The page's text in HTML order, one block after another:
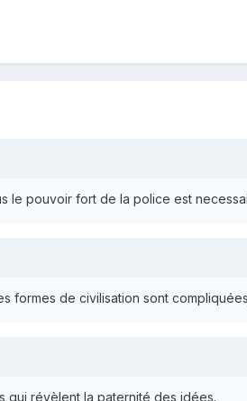
le pouvoir fort de la police est
formes de civilisation sont
qui révèlent la paternité des idées.